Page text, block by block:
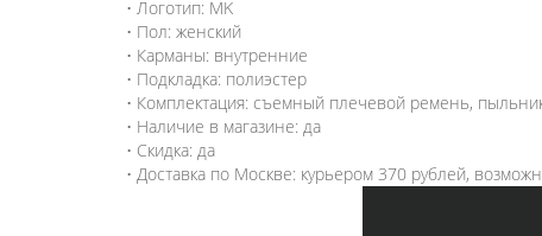
• Логотип: MK
• Пол: женский
• Карманы: внутренние
• Подкладка: полиэстер
• Комплектация: съемный плечевой ремень,
• Наличие в магазине: да
• Скидка: да
• Доставка по Москве: курьером 370 рублей,